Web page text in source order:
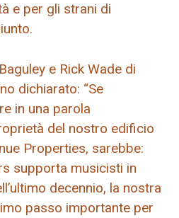
e per gli strani di
e Rick Wade di
dichiarato: “Se
in una parola
del nostro edificio
Properties, sarebbe:
supporta musicisti in
decennio, la nostra
passo importante per